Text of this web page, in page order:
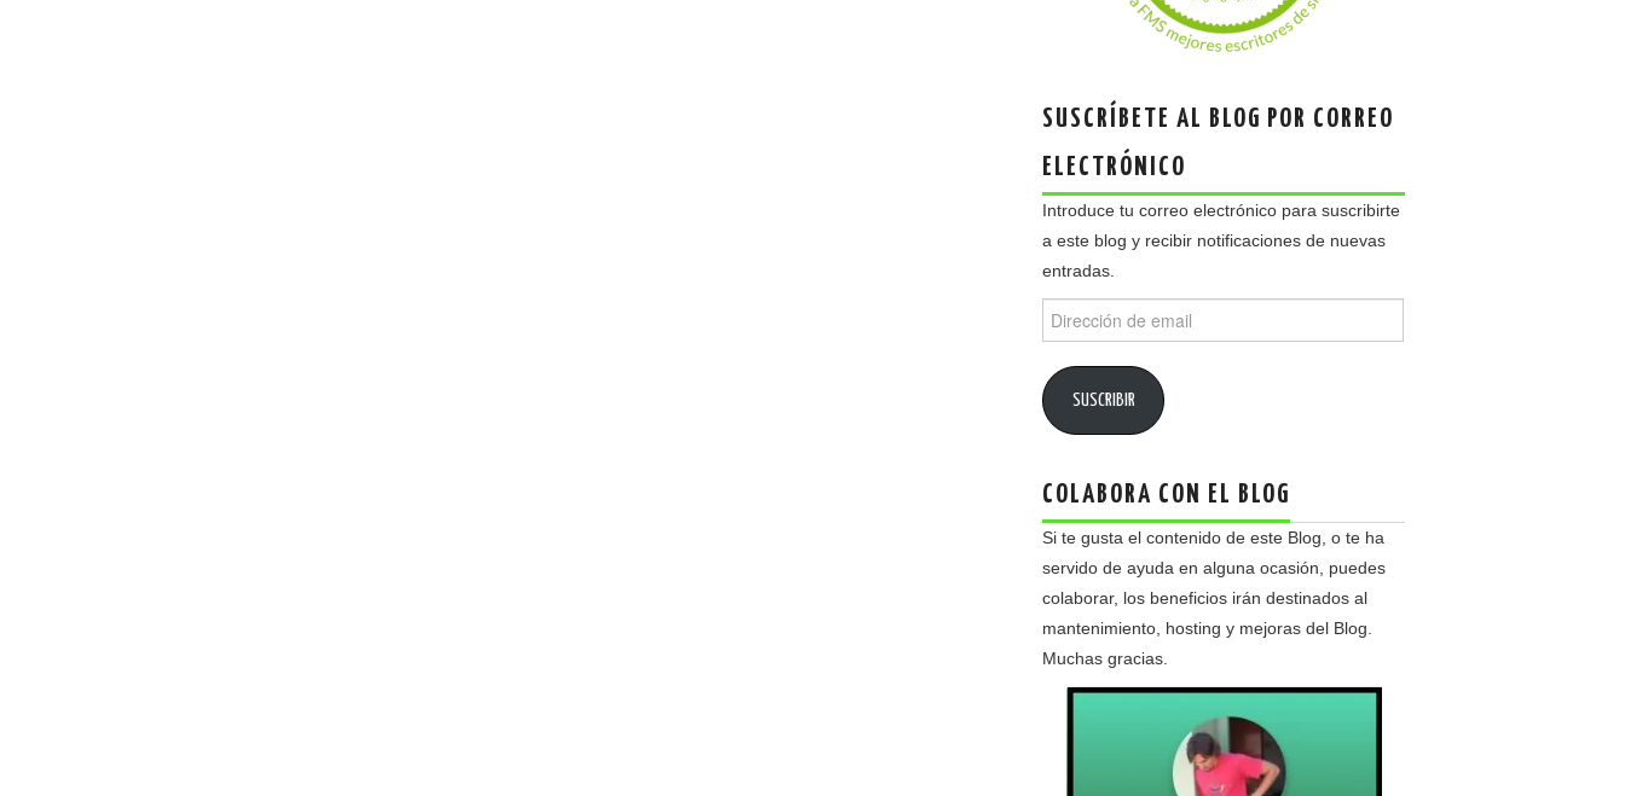
SUSCRÍBETE AL BLOG POR CORREO
ELECTRÓNICO
Introduce tu correo electrónico para suscribirte
a este blog y recibir notificaciones de nuevas
entradas.
de
SUSCRIBIR
COLABORA CON EL BLOG
Si te gusta el contenido de este Blog, o te ha
servido de ayuda en alguna ocasión, puedes
colaborar, los beneficios irán destinados al
mantenimiento, hosting y mejoras del Blog.
Muchas gracias.